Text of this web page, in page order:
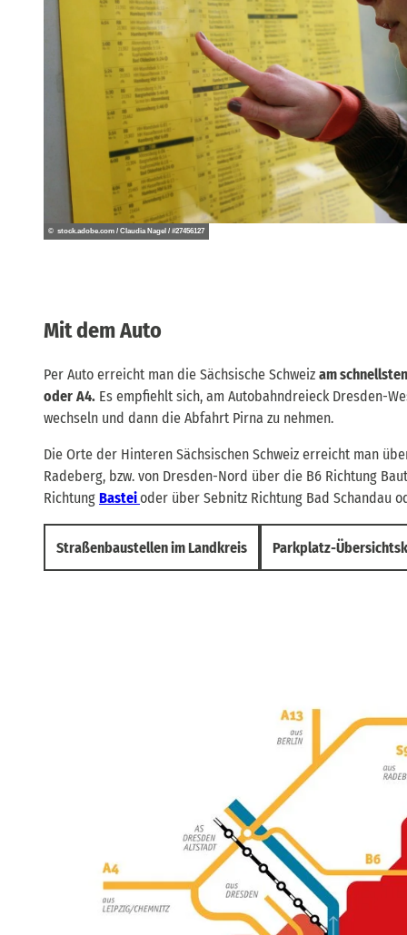
© stock.adobe.com / Claudia Nagel / #27456127
Mit dem Auto
Per Auto erreicht man die Sächsische Schweiz am
oder A4. Es empfiehlt sich, am Autobahndreieck Dresden-
wechseln und dann die Abfahrt Pirna zu nehmen.
Die Orte der Hinteren Sächsischen Schweiz erreicht man
Radeberg, bzw. von Dresden-Nord über die B6 Richtung
Richtung Basteioder über Sebnitz Richtung Bad Schandau
Straßenbaustellen im Landkreis Parkplatz-